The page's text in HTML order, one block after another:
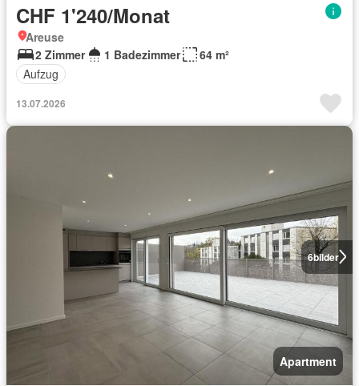
CHF 1'240/Monat
Areuse
2 Zimmer
1 Badezimmer
64 m²
Aufzug
13.07.2026
6bilder
Apartment